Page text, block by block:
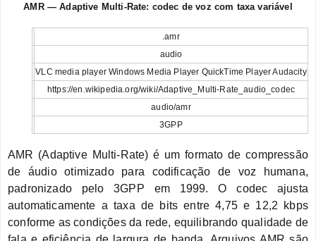
AMR — Adaptive Multi-Rate: codec de voz com taxa variável
.amr
audio
VLC media player Windows Media Player QuickTime Player Audacity
https://en.wikipedia.org/wiki/Adaptive_Multi-Rate_audio_codec
audio/amr
3GPP
AMR (Adaptive Multi-Rate) é um formato de compressão
de áudio otimizado para codificação de voz humana,
padronizado pelo 3GPP em 1999. O codec ajusta
automaticamente a taxa de bits entre 4,75 e 12,2 kbps
conforme as condições da rede, equilibrando qualidade de